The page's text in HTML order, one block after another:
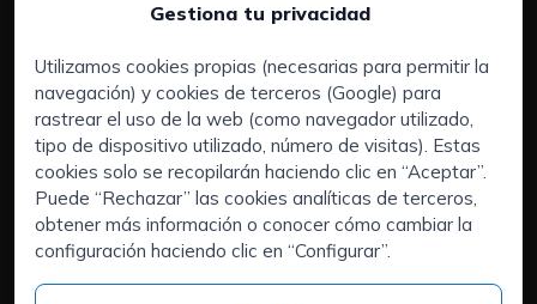
Gestiona tu privacidad
Utilizamos cookies propias (necesarias para permitir la
navegación) y cookies de terceros (Google) para
rastrear el uso de la web (como navegador utilizado,
tipo de dispositivo utilizado, número de visitas). Estas
cookies solo se recopilarán haciendo clic en “Aceptar”.
Puede “Rechazar” las cookies analíticas de terceros,
obtener más información o conocer cómo cambiar la
configuración haciendo clic en “Configurar”.
Servicios:
Empresas
Executive Search | Selección de Directivos
Outsourcing de RRHH
Áreas de interés:
Candidatos
Quiénes somos